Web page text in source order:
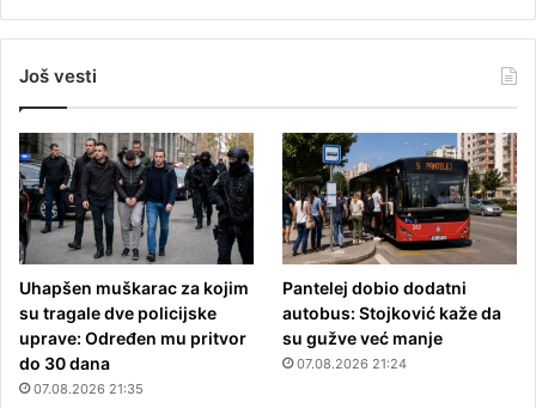
Još vesti
Uhapšen muškarac za kojim
su tragale dve policijske
uprave: Određen mu pritvor
do 30 dana
07.08.2026 21:35
Pantelej dobio dodatni
autobus: Stojković kaže da
su gužve već manje
07.08.2026 21:24